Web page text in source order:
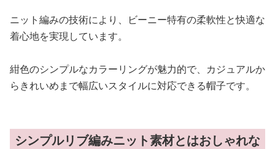
ニット編みの技術により、ビーニー特有の柔軟性と快適な
着心地を実現しています。
紺色のシンプルなカラーリングが魅力的で、カジュアルか
らきれいめまで幅広いスタイルに対応できる帽子です。
シンプルリブ編みニット素材とはおしゃれな